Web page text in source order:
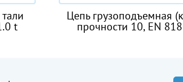
(класс
6)
Строп аГд